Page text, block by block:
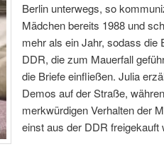
Berlin unterwegs, so
Mädchen bereits 1988 und
mehr als ein Jahr, sodass die
DDR, die zum Mauerfall
die Briefe einfließen. Julia
Demos auf der Straße,
merkwürdigen Verhalten der
einst aus der DDR freigekauft